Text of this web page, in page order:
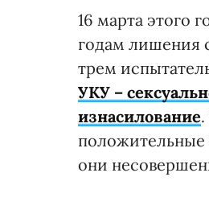
16 марта этого
годам лишения
трем
УКУ –
изнасилование
положительные
они